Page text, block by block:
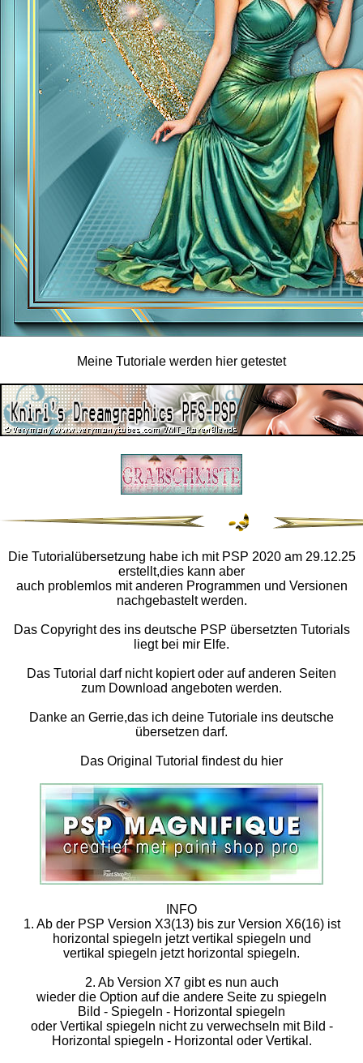
Meine Tutoriale werden hier getestet
Die Tutorialübersetzung habe ich mit PSP 2020 am 29.12.25
erstellt,dies kann aber
auch problemlos mit anderen Programmen und Versionen
nachgebastelt werden.
Das Copyright des ins deutsche PSP übersetzten Tutorials
liegt bei mir Elfe.
Das Tutorial darf nicht kopiert oder auf anderen Seiten
zum Download angeboten werden.
Danke an Gerrie,das ich deine Tutoriale ins deutsche
übersetzen darf.
Das Original Tutorial findest du hier
INFO
1. Ab der PSP Version X3(13) bis zur Version X6(16) ist
horizontal spiegeln jetzt vertikal spiegeln und
vertikal spiegeln jetzt horizontal spiegeln.
2. Ab Version X7 gibt es nun auch
wieder die Option auf die andere Seite zu spiegeln
Bild - Spiegeln - Horizontal spiegeln
oder Vertikal spiegeln nicht zu verwechseln mit Bild -
Horizontal spiegeln - Horizontal oder Vertikal.